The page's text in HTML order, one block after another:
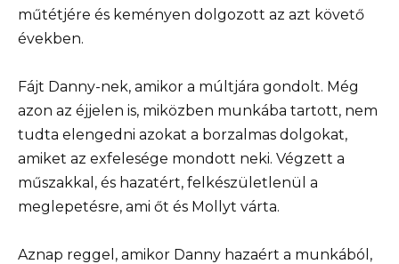
műtétjére és keményen dolgozott az azt követő
években.
Fájt Danny-nek, amikor a múltjára gondolt. Még
azon az éjjelen is, miközben munkába tartott, nem
tudta elengedni azokat a borzalmas dolgokat,
amiket az exfelesége mondott neki. Végzett a
műszakkal, és hazatért, felkészületlenül a
meglepetésre, ami őt és Mollyt várta.
Aznap reggel, amikor Danny hazaért a munkából,